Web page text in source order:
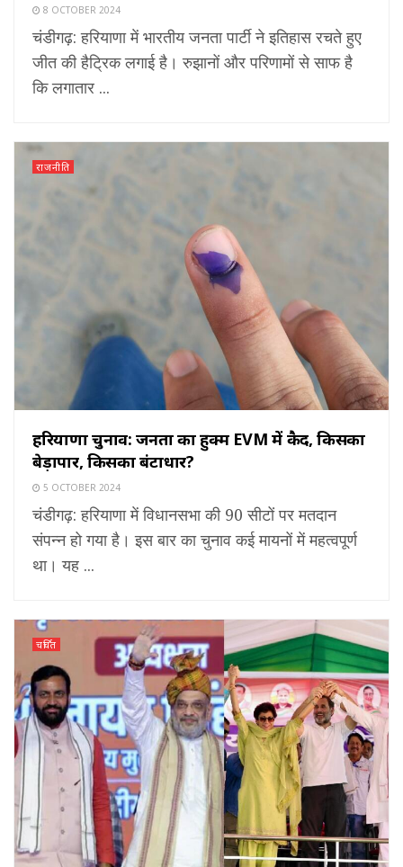
8 OCTOBER 2024
चंडीगढ़: हरियाणा में भारतीय जनता पार्टी ने इतिहास रचते हुए
जीत की हैट्रिक लगाई है। रुझानों और परिणामों से साफ है
कि लगातार ...
राजनीति
हरियाणा चुनाव: जनता का हुक्म EVM में कैद, किसका
बेड़ापार, किसका बंटाधार?
5 OCTOBER 2024
चंडीगढ़: हरियाणा में विधानसभा की 90 सीटों पर मतदान
संपन्न हो गया है। इस बार का चुनाव कई मायनों में महत्वपूर्ण
था। यह ...
चर्चित